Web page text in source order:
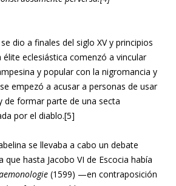
dio a finales del siglo XV y principios
élite eclesiástica comenzó a vincular
y popular con la nigromancia y
empezó a acusar a personas de usar
de formar parte de una secta
por el diablo.[5]
se llevaba a cabo un debate
que hasta Jacobo VI de Escocia había
(1599) —en contraposición